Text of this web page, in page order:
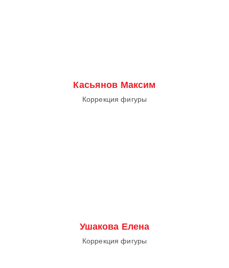
Касьянов Максим
Коррекция фигуры
Ушакова Елена
Коррекция фигуры